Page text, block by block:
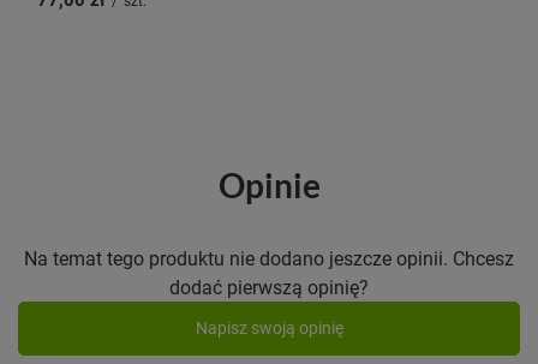
Opinie
Na temat tego produktu nie dodano jeszcze opinii. Chcesz
dodać pierwszą opinię?
Napisz swoją opinię